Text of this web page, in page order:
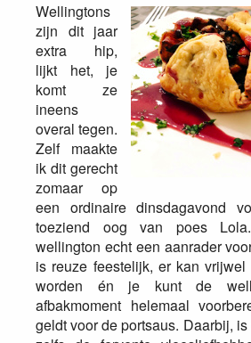
Wellingtons
zijn dit jaar
extra hip,
lijkt het, je
komt ze
ineens
overal tegen.
Zelf maakte
ik dit gerecht
zomaar op
een ordinaire dinsdagavond
toeziend oog van poes
wellington echt een aanrader
is reuze feestelijk, er kan
worden én je kunt de
afbakmoment helemaal
geldt voor de portsaus. Daarbij,